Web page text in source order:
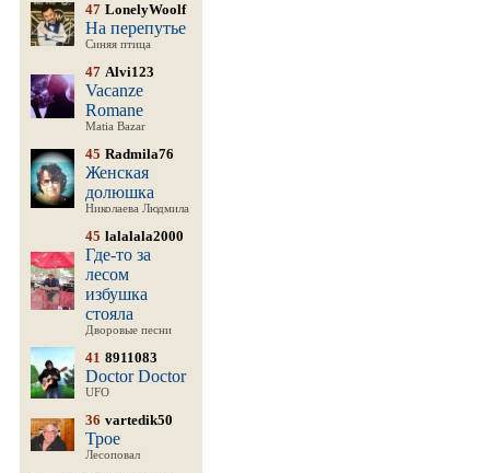
47 LonelyWoolf
На перепутье
Синяя птица
47 Alvi123
Vacanze
Romane
Matia Bazar
45 Radmila76
Женская
долюшка
Николаева Людмила
45 lalalala2000
Где-то за
лесом
избушка
стояла
Дворовые песни
41 8911083
Doctor Doctor
UFO
36 vartedik50
Трое
Лесоповал